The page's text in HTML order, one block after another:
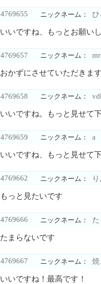
4769655 ニックネーム： ひ
いいですね、もっとお願い
4769657 ニックネーム： mr
おかずにさせていただきま
4769658 ニックネーム：
いいですね。もっと見せて
4769659 ニックネーム： a
いいですね、もっと見せて
4769662 ニックネーム：
もっと見たいです
4769666 ニックネーム：
たまらないです
4769667 ニックネーム： 焼
いいですね！最高です！